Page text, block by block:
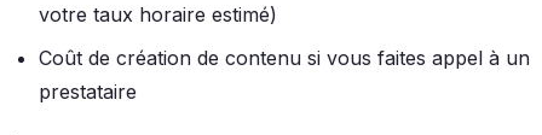
votre taux horaire estimé)
Coût de création de contenu si vous faites appel à un
prestataire